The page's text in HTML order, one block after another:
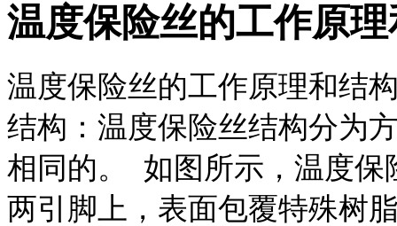
温度保险丝的工作原
温度保险丝的工作原理和
结构：温度保险丝结构分为
相同的。 如图所示，温度保
两引脚上，表面包覆特殊树